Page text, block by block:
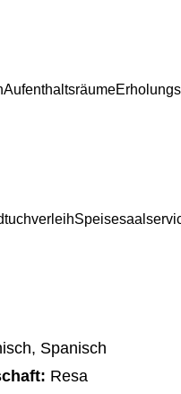
Aufenthaltsräume
Spanisch
Resa